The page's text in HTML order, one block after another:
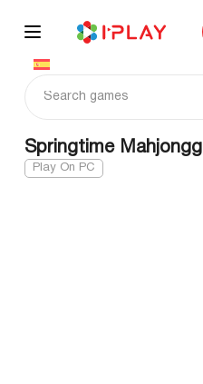
content
Springtime Mahjongg
Play On PC